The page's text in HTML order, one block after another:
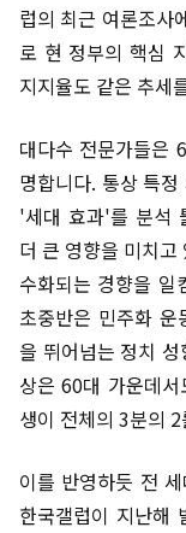
럽의 최근 여론조사
로 현 정부의 핵심
지지율도 같은 추세
대다수 전문가들은
명합니다. 통상 특
'세대 효과'를 분석
더 큰 영향을 미치
수화되는 경향을 일
초중반은 민주화
을 뛰어넘는 정치
상은 60대 가운데
생이 전체의 3분의
이를 반영하듯 전
한국갤럽이 지난해